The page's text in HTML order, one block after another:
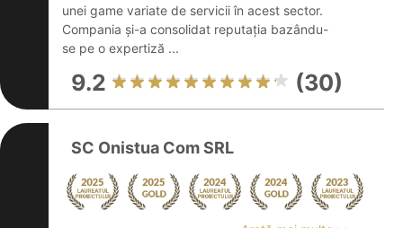
unei game variate de servicii în acest sector.
Compania și-a consolidat reputația bazându-
se pe o expertiză ...
9.2 (30)
SC Onistua Com SRL